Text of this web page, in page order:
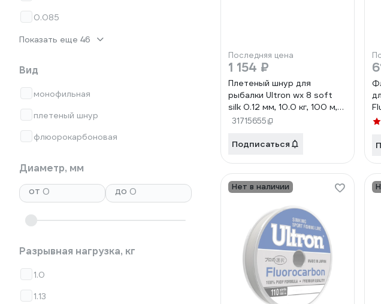
0.085
Показать еще 46
Вид
монофильная
плетеный шнур
флюорокарбоновая
Диаметр, мм
от
до
Разрывная нагрузка, кг
1.0
1.13
Последняя цена
1 154 ₽
Плетеный шнур для
рыбалки Ultron wx 8 soft
silk 0.12 мм, 10.0 кг, 100 м,
оранжевый pkn09079
31715655
Подписаться
Нет в наличии